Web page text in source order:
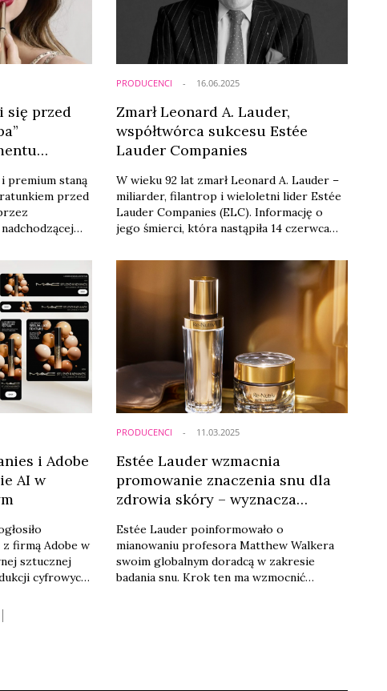
się przed
premium staną
przed
Amazon,
z Chin oraz
cłami, do
aby uratować
PRODUCENCI
Zmarł Leonard A. Lauder,
współtwórca sukcesu Estée
Lauder Companies
W wieku 92 lat zmarł Leonard A. Lauder –
miliarder, filantrop i wieloletni lider Estée
Lauder Companies (ELC). Informację o
jego śmierci, która nastąpiła 14 czerwca
przekazał amerykański koncern
kosmetyczny. Prywatna ceremonia
pożegnalna odbędzie się w gronie rodziny
i przyjaciół. Zmarły pozostawił żonę Judy
Glickman Lauder, dwóch synów – Williama
P. i Gary’ego M. – oraz ...
16.06.2025
i Adobe
AI w
firmą Adobe w
sztucznej
cyfrowych
czasu
PRODUCENCI
Estée Lauder wzmacnia
promowanie znaczenia snu dla
zdrowia skóry – wyznacza
Estée Lauder poinformowało o
mianowaniu profesora Matthew Walkera
swoim globalnym doradcą w zakresie
badania snu. Krok ten ma wzmocnić
11.03.2025